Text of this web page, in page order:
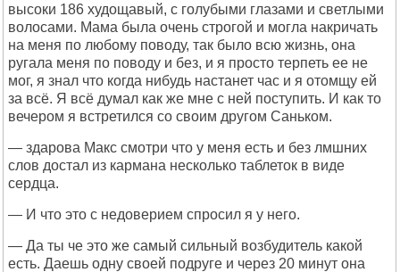
высоки 186 худощавый, с голубыми глазами и светлыми
волосами. Мама была очень строгой и могла накричать
на меня по любому поводу, так было всю жизнь, она
ругала меня по поводу и без, и я просто терпеть ее не
мог, я знал что когда нибудь настанет час и я отомщу ей
за всё. Я всё думал как же мне с ней поступить. И как то
вечером я встретился со своим другом Саньком.
— здарова Макс смотри что у меня есть и без лмшних
слов достал из кармана несколько таблеток в виде
сердца.
— И что это с недоверием спросил я у него.
— Да ты че это же самый сильный возбудитель какой
есть. Даешь одну своей подруге и через 20 минут она